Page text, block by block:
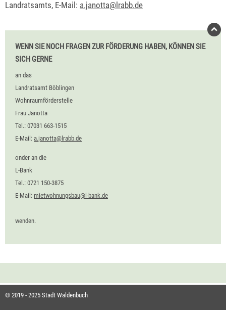
Landratsamts, E-Mail: a.janotta@lrabb.de
WENN SIE NOCH FRAGEN ZUR FÖRDERUNG HABEN, KÖNNEN SIE
SICH GERNE
an das
Landratsamt Böblingen
Wohnraumförderstelle
Frau Janotta
Tel.: 07031 663-1515
E-Mail: a.janotta@lrabb.de
onder an die
L-Bank
Tel.: 0721 150-3875
E-Mail: mietwohnungsbau@l-bank.de
wenden.
© 2019 - 2025 Stadt Waldenbuch